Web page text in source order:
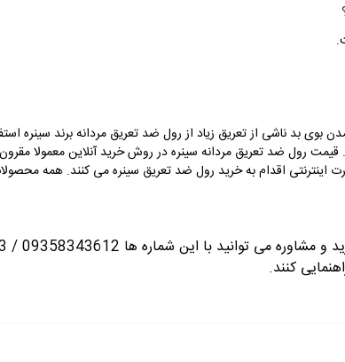
بوی بد ناشی از تعریق زیاد از رول ضد تعریق مردانه برند سینره
قیمت رول ضد تعریق مردانه سینره در روش خرید آنلاین معمولا
اقدام به خرید رول ضد تعریق سینره می کنند. همه
با این شماره ها 09358343612 / 02165389693
کنند.